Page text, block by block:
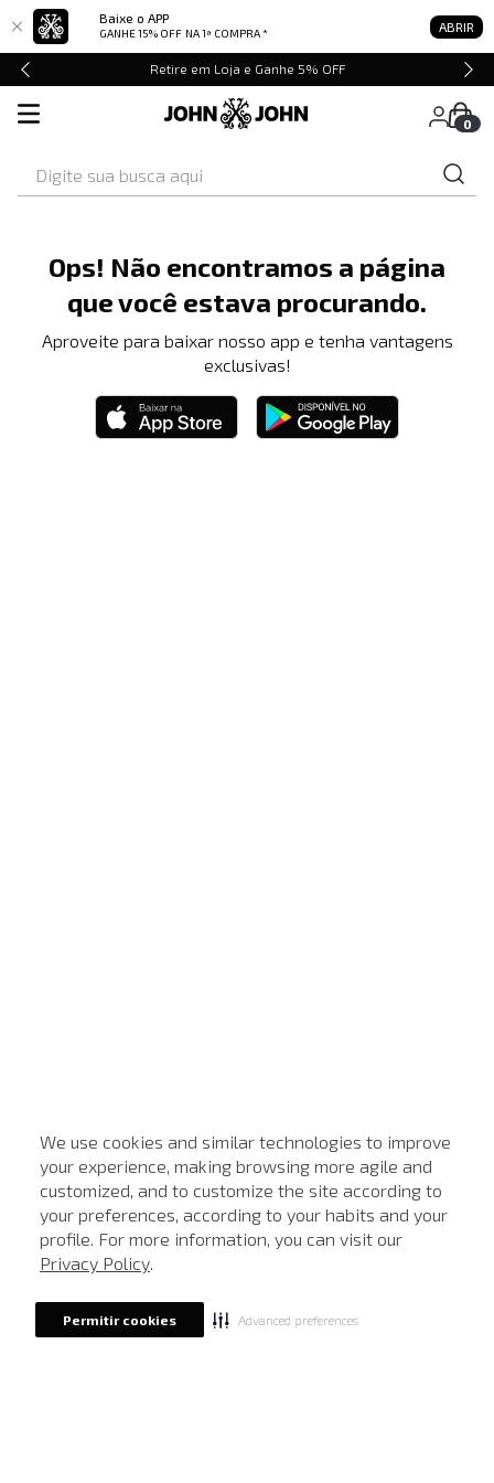
Baixe o APP
GANHE 15% OFF NA 1ª COMPRA * ABRIR
We use cookies and similar technologies to improve
your experience, making browsing more agile and
customized, and to customize the site according to
your preferences, according to your habits and your
profile. For more information, you can visit our
Privacy Policy.
Permitir cookies Advanced preferences
Retire em Loja e Ganhe 5% OFF
0
Ops! Não encontramos a página
que você estava procurando.
Aproveite para baixar nosso app e tenha vantagens
exclusivas!